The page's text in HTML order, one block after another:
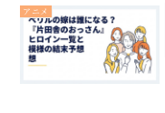
アニメ